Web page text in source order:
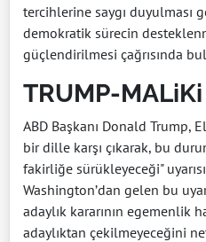
tercihlerine saygı duyulması
demokratik sürecin
güçlendirilmesi çağrısında
TRUMP-
ABD Başkanı Donald Trump,
bir dille karşı çıkarak, bu
fakirliğe sürükleyeceği"
Washington’dan gelen bu
adaylık kararının egemenlik
adaylıktan çekilmeyeceğini